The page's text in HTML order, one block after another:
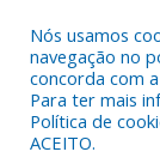
Todos os
Nós usamos
navegação no
concorda com
Para ter mais
Política de
ACEITO.